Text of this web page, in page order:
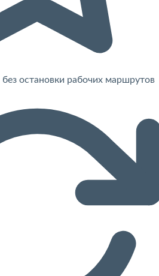
остановки рабочих маршрутов